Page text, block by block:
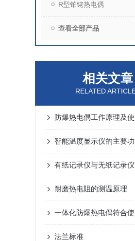
R型铂铑热电偶
查看全部产品
相关文章
RELATED
防爆热电偶工作原理及使
智能温度显示仪的主要
有纸记录仪与无纸记录仪
耐磨热电阻的测温原理
一体化防爆热电偶符合
法兰标准